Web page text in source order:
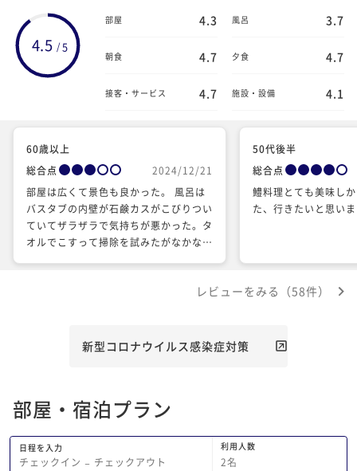
4.5 /5
部屋 4.3 風呂 3.7
朝食 4.7 夕食 4.7
接客・サービス 4.7 施設・設備 4.1
60歳以上
総合点
2024/12/21
部屋は広くて景色も良かった。 風呂は
バスタブの内壁が石鹸カスがこびりつい
ていてザラザラで気持ちが悪かった。タ
オルでこすって掃除を試みたがなかなか
などの発酵食品の味が劣悪だった。洗剤
50代後半
総合点
鱧料理とても美味し
た、行きたいと思い
レビューをみる（58件）
新型コロナウイルス感染症対策
部屋・宿泊プラン
日程を入力
チェックイン − チェックアウト
利用人数
2名